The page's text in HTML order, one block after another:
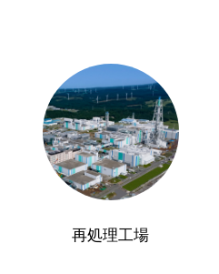
再処理工場